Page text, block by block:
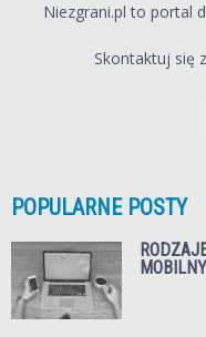
Niezgrani.pl to portal
Skontaktuj się
POPULARNE POSTY